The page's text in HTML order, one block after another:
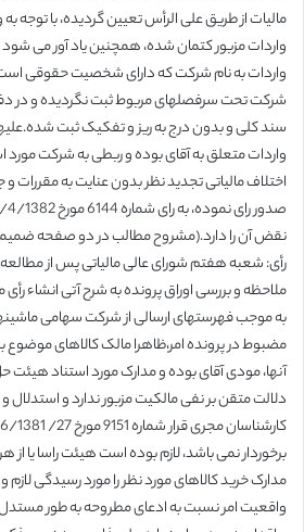
مالیات از طریق علی الرأس تعیین گردیده، با توجه
واردات مزبور کتمان شده، همچنین یاد آور می شود
واردات به نام شرکت که دارای شخصیت حقوقی
شرکت تحت سرفصلهای مربوط ثبت نگردیده و در
سند کلی و بدون درج به ریز و تفکیک ثبت
واردات متعلق به آقای بوده و ربطی به شرکت
اختلاف مالیاتی تجدید نظر بدون عنایت به مقررات
نقض آن را دارد.(مشروح مطالب در دو صفحه
رأی: شعبه هفتم شورای عالی مالیاتی پس از
ملاحظه و بررسی اوراق پرونده به شرح آتی انشاء رأی
به موجب فهرستهای ارسالی از شرکت سهامی
مضبوط در پرونده امر،ظاهرا مالک کالاهای موضوع
آنها، مودی آقای بوده و مدارک مورد استناد هیئت
دلالت متقن بر نفی مالکیت مزبور ندارد و استدلال
برخوردار نمی باشد، لازم بوده است هیئت راسا یا
مدارک خرید کالاهای مورد نظر را مورد رسیدگی لازم
واقعیت امر نسبت به ادعای مطروحه به طور مستدل و